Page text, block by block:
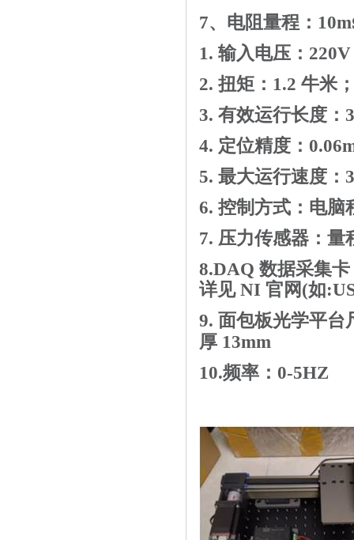
7、电阻量程： 10m
1. 输入电压：
2. 扭矩： 1.2 牛米
3. 有效运行长度：
4. 定位精度：
5. 最大运行速度：
6. 控制方式：电脑
7. 压力传感器：量
8.DAQ 数据采集
详见NI 官网 (如
9. 面包板光学平台
厚 13mm
10.频率： 0-5HZ